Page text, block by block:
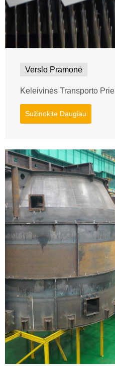
Verslo Pramonė
Keleivinės Transporto
Sužinokite Daugiau